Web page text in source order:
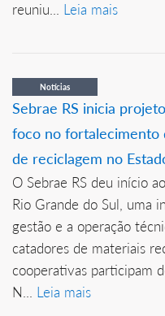
reuniu... Leia mais
Notícias
Sebrae RS inicia
foco no fortalecimento
de reciclagem no
O Sebrae RS deu início
Rio Grande do Sul, uma
gestão e a operação
catadores de materiais
cooperativas participam
N... Leia mais